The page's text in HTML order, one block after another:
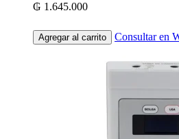
₲ 1.645.000
Agregar al carrito Consultar en